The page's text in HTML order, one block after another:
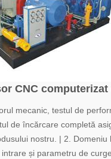
CNC computerizat
mecanic, testul de
de încărcare completă
nostru. | 2. Domeniu
și parametru de